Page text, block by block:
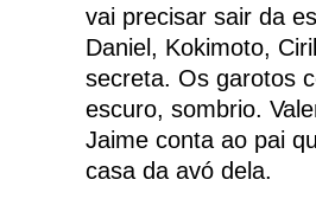
vai precisar sair da
Daniel, Kokimoto,
secreta. Os garotos
escuro, sombrio.
Jaime conta ao pai
casa da avó dela.